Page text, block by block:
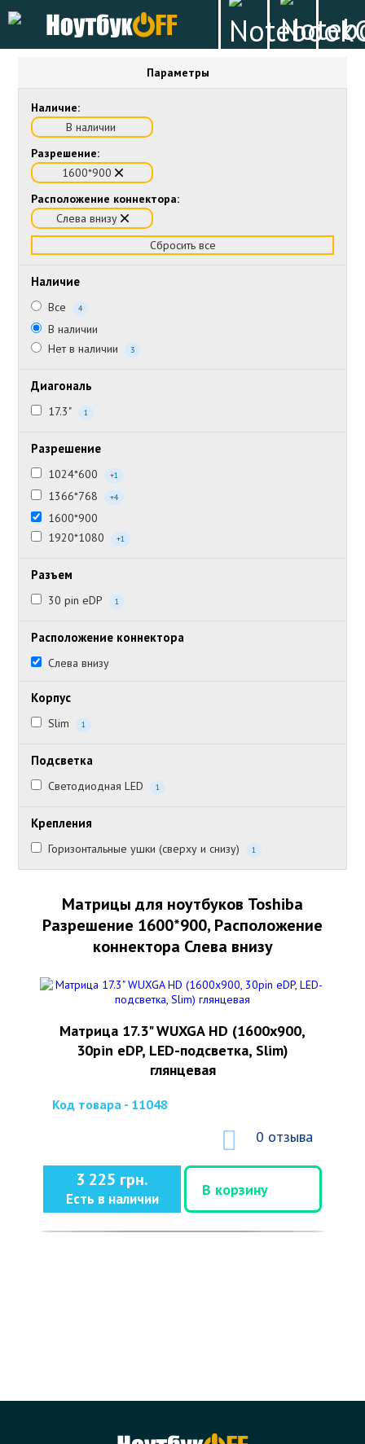
Параметры
Наличие:
В наличии
Разрешение:
1600*900
Расположение коннектора:
Слева внизу
Сбросить все
Наличие
Все 4
В наличии
Нет в наличии
3
Диагональ
17.3" 1
Разрешение
1024*600 +1
1366*768 +4
1600*900
1920*1080
+1
Разъем
30 pin eDP 1
Расположение коннектора
Слева внизу
Корпус
Slim 1
Подсветка
Светодиодная LED 1
Крепления
Горизонтальные ушки (сверху и снизу) 1
Матрицы для ноутбуков Toshiba
Разрешение 1600*900, Расположение
коннектора Слева внизу
Матрица 17.3" WUXGA HD (1600x900,
30pin eDP, LED-подсветка, Slim)
глянцевая
Код товара - 11048
0 отзыва
3 225 грн.
Есть в наличии
В корзину